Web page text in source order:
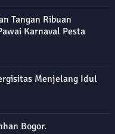
Tangan Ribuan
Karnaval Pesta
Menjelang Idul
Bogor.